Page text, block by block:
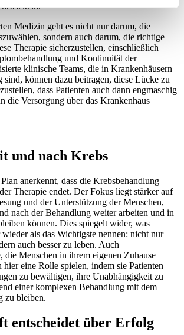
Medizin geht es nicht nur darum, die
sondern auch darum, die richtige
Therapie sicherzustellen, einschließlich
und Kontinuität der
klinische Teams, die in Krankenhäusern
sind, können dazu beitragen, diese Lücke zu
dass Patienten auch dann engmaschig
die Versorgung über das Krankenhaus
und nach Krebs
anerkennt, dass die Krebsbehandlung
Therapie endet. Der Fokus liegt stärker auf
und der Unterstützung der Menschen,
nach der Behandlung weiter arbeiten und in
können. Dies spiegelt wider, was
als das Wichtigste nennen: nicht nur
auch besser zu leben. Auch
die Menschen in ihrem eigenen Zuhause
hier eine Rolle spielen, indem sie Patienten
zu bewältigen, ihre Unabhängigkeit zu
einer komplexen Behandlung mit dem
zu bleiben.
entscheidet über Erfolg